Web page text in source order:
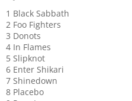
1 Black Sabbath
2 Foo Fighters
3 Donots
4 In Flames
5 Slipknot
6 Enter Shikari
7 Shinedown
8 Placebo